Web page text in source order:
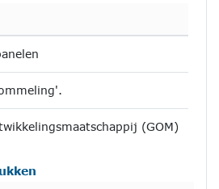
(GOM)